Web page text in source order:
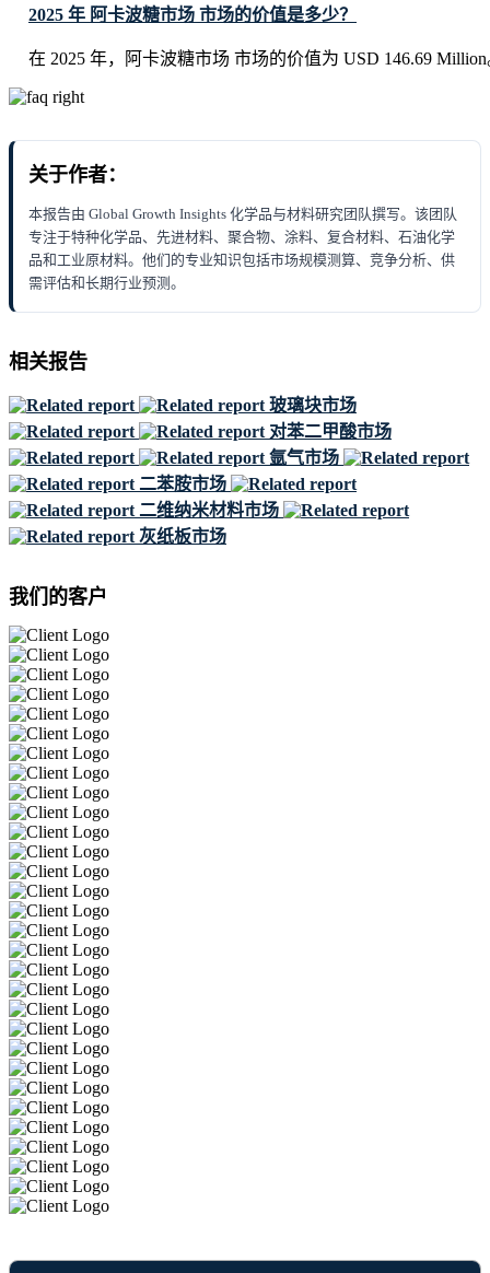
2025 年 阿卡波糖市场 市场的价值是多少？
在 2025 年，阿卡波糖市场 市场的价值为 USD 146.69
关于作者：
本报告由 Global Growth Insights 化学品与材料研究团队撰写。该团队
专注于特种化学品、先进材料、聚合物、涂料、复合材料、石油化学
品和工业原材料。他们的专业知识包括市场规模测算、竞争分析、供
需评估和长期行业预测。
相关报告
玻璃块市场
对苯二甲酸市场
氩气市场
二苯胺市场
二维纳米材料市场
灰纸板市场
我们的客户